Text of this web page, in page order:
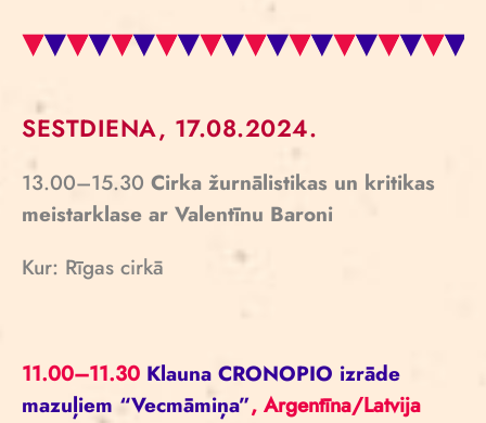
SESTDIENA, 17.08.2024.
13.00–15.30 Cirka žurnālistikas un kritikas
meistarklase ar Valentīnu Baroni
Kur: Rīgas cirkā
11.00–11.30 Klauna CRONOPIO izrāde
mazuļiem “Vecmāmiņa”, Argentīna/Latvija